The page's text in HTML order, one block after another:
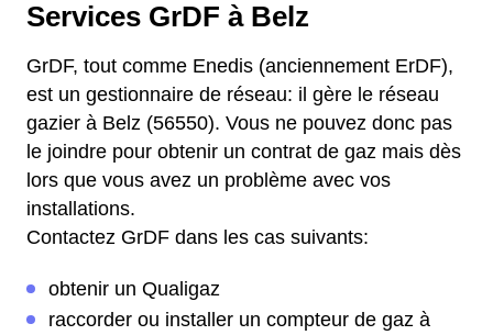
Services GrDF à Belz
GrDF, tout comme Enedis (anciennement ErDF),
est un gestionnaire de réseau: il gère le réseau
gazier à Belz (56550). Vous ne pouvez donc pas
le joindre pour obtenir un contrat de gaz mais dès
lors que vous avez un problème avec vos
installations.
Contactez GrDF dans les cas suivants:
obtenir un Qualigaz
raccorder ou installer un compteur de gaz à